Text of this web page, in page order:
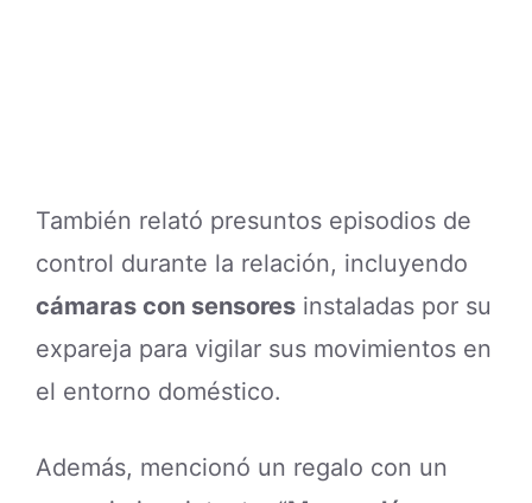
También relató presuntos episodios de
control durante la relación, incluyendo
cámaras con sensores instaladas por su
expareja para vigilar sus movimientos en
el entorno doméstico.
Además, mencionó un regalo con un